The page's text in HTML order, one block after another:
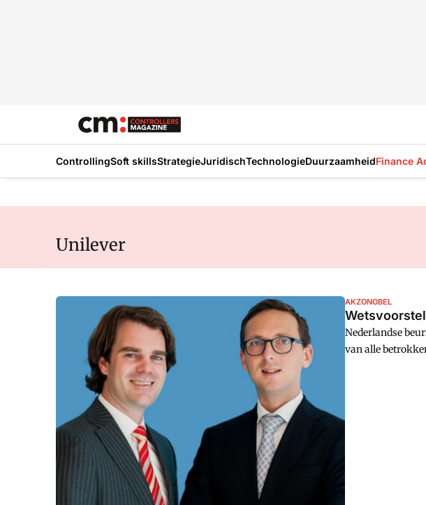
ControllingSoft skillsStrategieJuridischTechnologieDuurzaamheidFinance
Unilever
AKZONOBEL
Nederlandse
van alle